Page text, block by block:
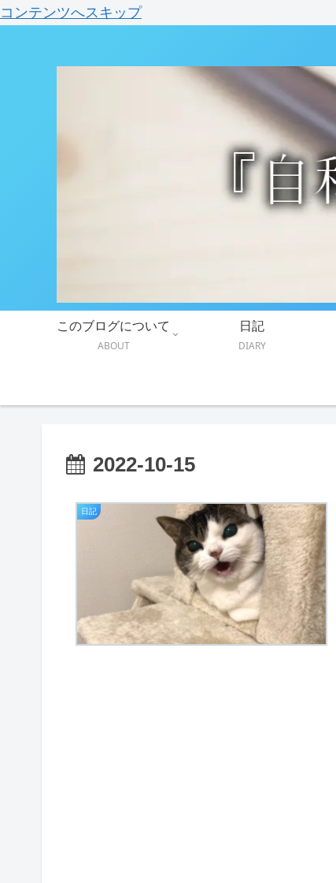
コンテンツへスキップ
このブログについて
ABOUT
日記
DIARY
2022-10-15
日記